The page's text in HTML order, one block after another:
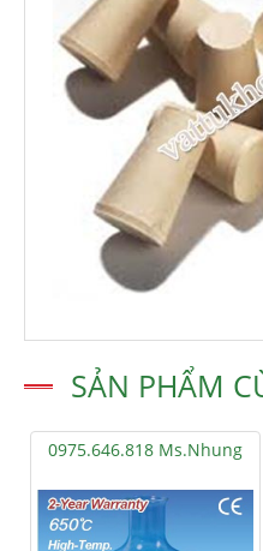
SẢN PHẨM
0975.646.818 Ms.Nhung